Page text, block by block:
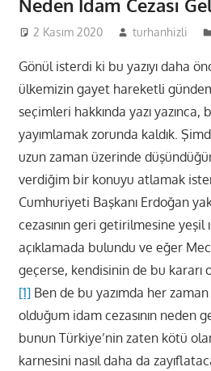
Neden İdam Cezası
2 Kasım 2020 turhanhizli
Gönül isterdi ki bu yazıyı daha
ülkemizin gayet hareketli
seçimleri hakkında yazı yazınca,
yayımlamak zorunda kaldık.
uzun zaman üzerinde
verdiğim bir konuyu atlamak
Cumhuriyeti Başkanı Erdoğan
cezasının geri getirilmesine yeşil
açıklamada bulundu ve eğer
geçerse, kendisinin de bu kararı
[1]Ben de bu yazımda her zaman
olduğum idam cezasının neden
bunun Türkiye’nin zaten kötü
karnesini nasıl daha da